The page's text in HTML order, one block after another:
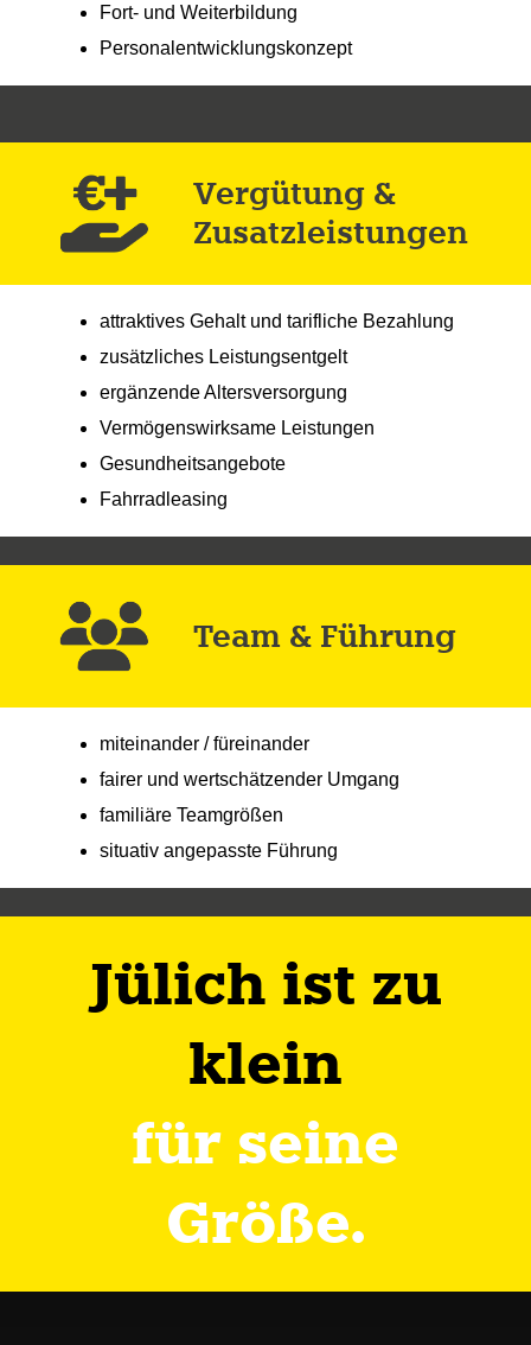
Fort- und Weiterbildung
Personalentwicklungskonzept
Vergütung &
Zusatz­leistungen
attraktives Gehalt und tarifliche Bezahlung
zusätzliches Leistungsentgelt
ergänzende Altersversorgung
Vermögenswirksame Leistungen
Gesundheitsangebote
Fahrradleasing
Team & Führung
miteinander / füreinander
fairer und wertschätzender Umgang
familiäre Teamgrößen
situativ angepasste Führung
Jülich ist zu
klein
für seine
Größe.